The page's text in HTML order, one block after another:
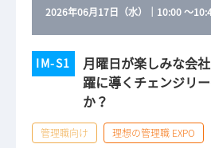
2026年06月17日（水） ｜ 10:00～
IM-S1
月曜日が楽しみな会
躍に導くチェンジリ
か？
管理職向け 理想の管理職 EXPO